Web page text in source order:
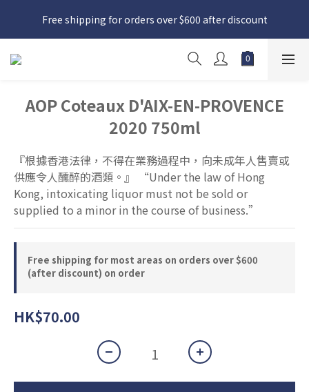
日本接近假期，貨源較不穩定；如想在 8 月 11 日至 8 月 15 日收
貨，請務必於 8 月 10 日前落單
Free shipping for orders over $600 after discount
日本接近假期，貨源較不穩定；如想在 8 月 11 日至 8 月 15 日收
貨，請務必於 8 月 10 日前落單
AOP Coteaux D'AIX-EN-PROVENCE
2020 750ml
『根據香港法律，不得在業務過程中，向未成年人售賣或
供應令人醺醉的酒類。』 “Under the law of Hong
Kong, intoxicating liquor must not be sold or
supplied to a minor in the course of business.”
Free shipping for most areas on orders over $600
(after discount) on order
HK$70.00